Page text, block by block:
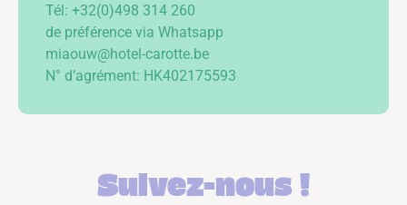
Tél: +32(0)498 314 260
de préférence via Whatsapp
miaouw@hotel-carotte.be
N° d’agrément: HK402175593
Suivez-nous !